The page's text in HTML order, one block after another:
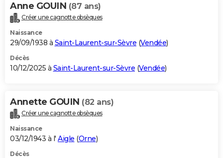
Anne GOUIN (87 ans)
Créer une cagnotte obsèques
Naissance
29/09/1938 à Saint-Laurent-sur-Sèvre (Vendée)
Décès
10/12/2025 à Saint-Laurent-sur-Sèvre (Vendée)
Annette GOUIN (82 ans)
Créer une cagnotte obsèques
Naissance
03/12/1943 à l' Aigle (Orne)
Décès